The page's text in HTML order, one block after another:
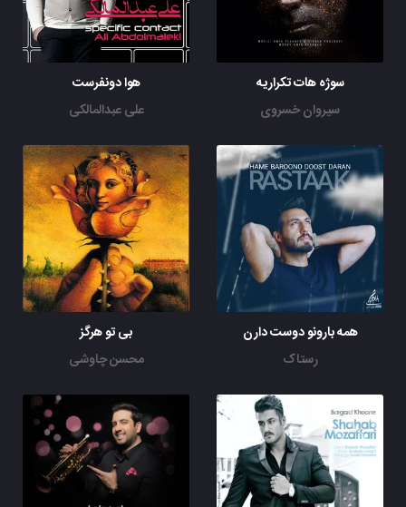
سوژه هات تکراریه
سیروان خسروی
هوا دونفرست
علی عبدالمالکی
همه بارونو دوست دارن
رستاک
بی تو هرگز
محسن چاوشی